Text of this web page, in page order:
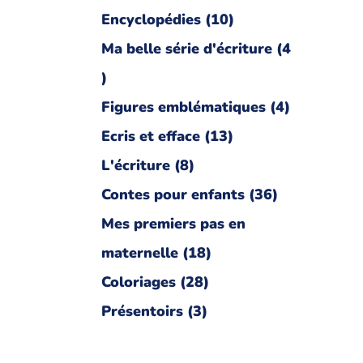
Encyclopédies 10
Ma belle série d'écriture 4
Figures emblématiques 4
Ecris et efface 13
L'écriture 8
Contes pour enfants 36
Mes premiers pas en
maternelle 18
Coloriages 28
Présentoirs 3